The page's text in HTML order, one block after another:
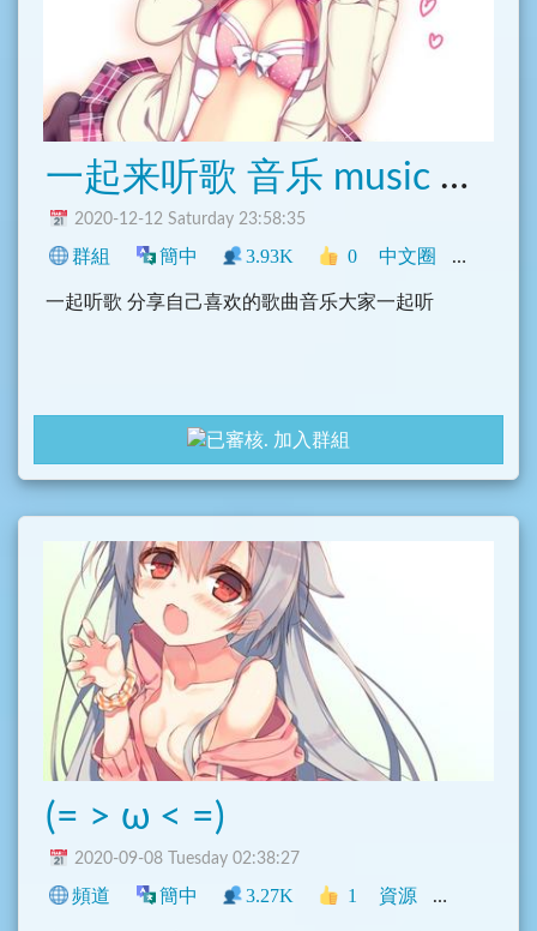
一起来听歌 音乐 music 点歌
2020-12-12 Saturday 23:58:35
群組 簡中 3.93K 0 中文圈 影音
一起听歌 分享自己喜欢的歌曲音乐大家一起听
加入群組
(= > ω < =)
2020-09-08 Tuesday 02:38:27
頻道 簡中 3.27K 1 資源 中文圈